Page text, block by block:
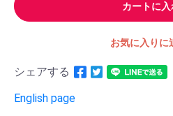
カートに入
お気に入りに
シェアする
English page